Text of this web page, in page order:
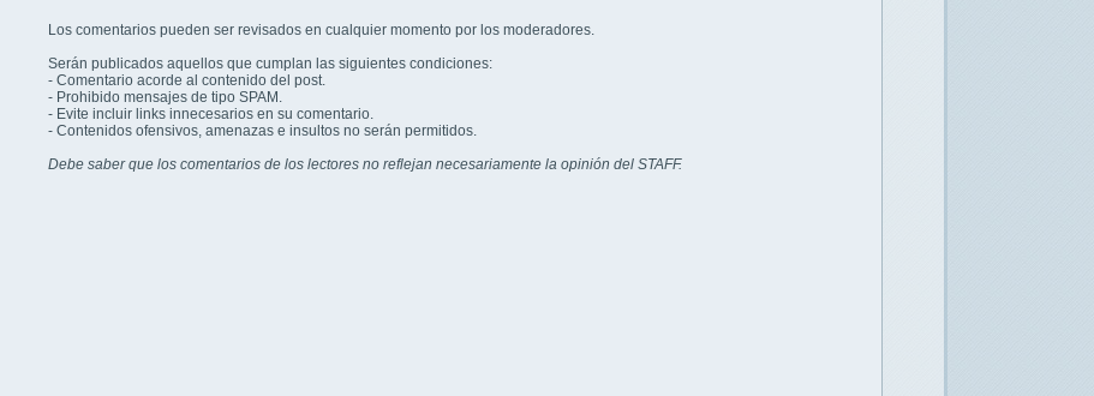
Los comentarios pueden ser revisados en cualquier momento por los moderadores.
Serán publicados aquellos que cumplan las siguientes condiciones:
- Comentario acorde al contenido del post.
- Prohibido mensajes de tipo SPAM.
- Evite incluir links innecesarios en su comentario.
- Contenidos ofensivos, amenazas e insultos no serán permitidos.
Debe saber que los comentarios de los lectores no reflejan necesariamente la opinión del STAFF.